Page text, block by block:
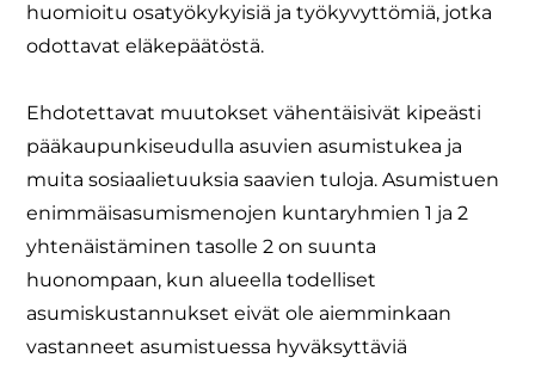
huomioitu osatyökykyisiä ja työkyvyttömiä, jotka
odottavat eläkepäätöstä.
Ehdotettavat muutokset vähentäisivät kipeästi
pääkaupunkiseudulla asuvien asumistukea ja
muita sosiaalietuuksia saavien tuloja. Asumistuen
enimmäisasumismenojen kuntaryhmien 1 ja 2
yhtenäistäminen tasolle 2 on suunta
huonompaan, kun alueella todelliset
asumiskustannukset eivät ole aiemminkaan
vastanneet asumistuessa hyväksyttäviä